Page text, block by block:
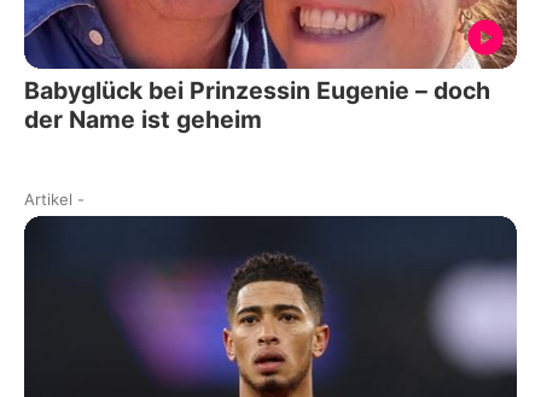
Babyglück bei Prinzessin Eugenie – doch
der Name ist geheim
Artikel -